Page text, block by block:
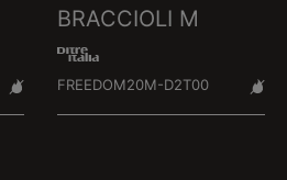
BRACCIOLI M
FREEDOM20M-D2T00